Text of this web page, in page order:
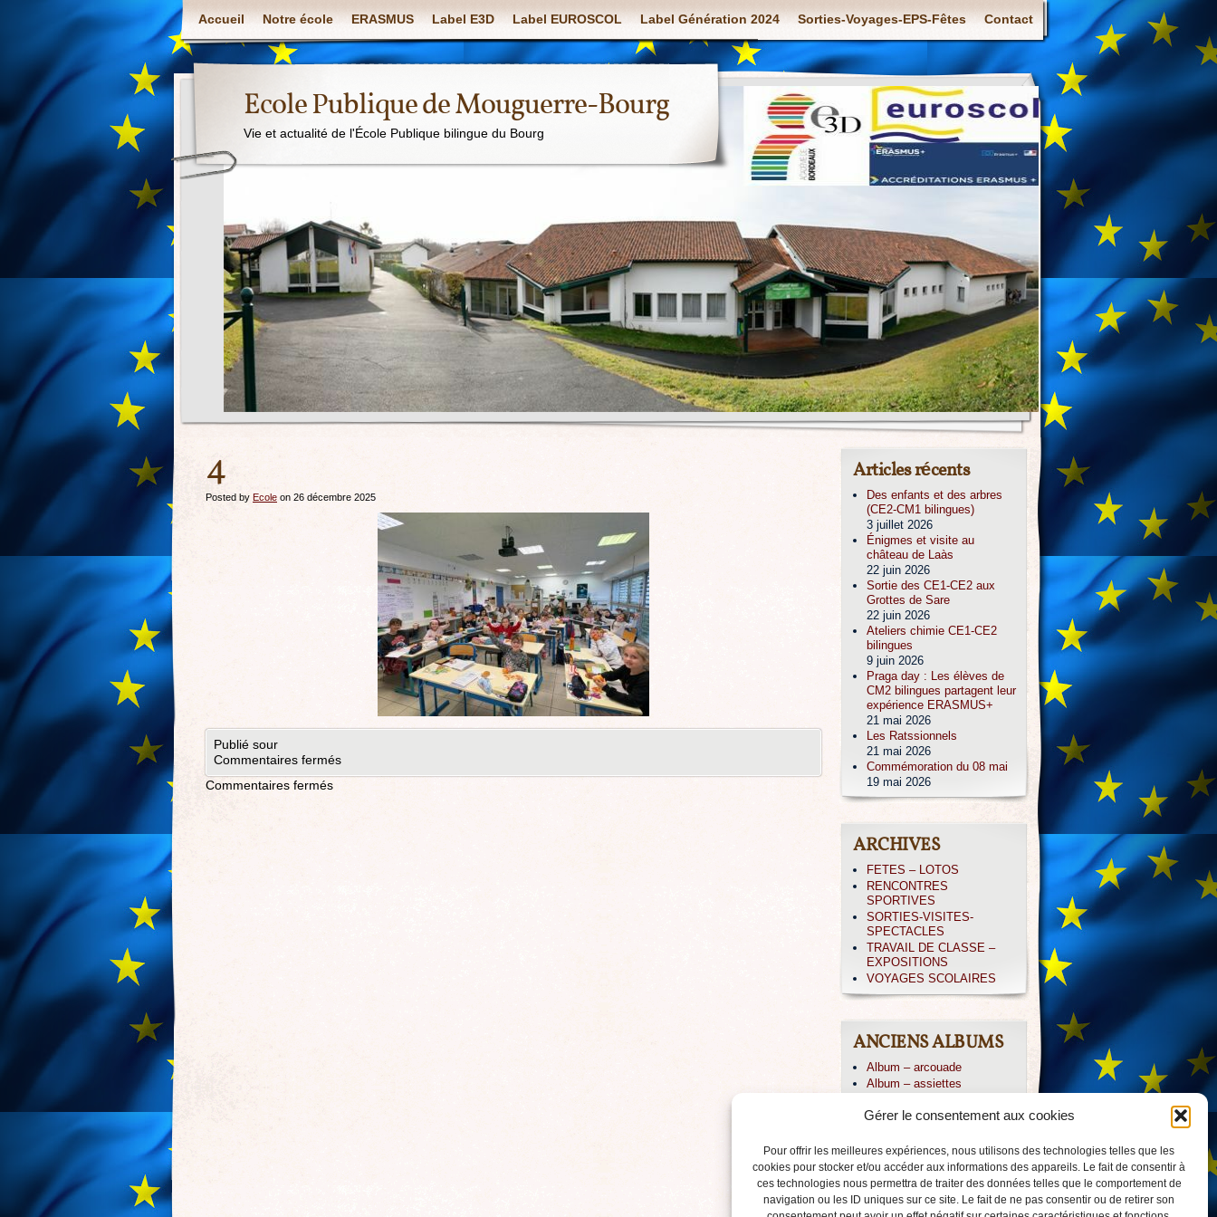
Gérer le consentement aux cookies
Pour offrir les meilleures expériences, nous utilisons des technologies telles que les
cookies pour stocker et/ou accéder aux informations des appareils. Le fait de consentir à
ces technologies nous permettra de traiter des données telles que le comportement de
navigation ou les ID uniques sur ce site. Le fait de ne pas consentir ou de retirer son
Accueil Notre école ERASMUS Label E3D Label EUROSCOL Label Génération 2024 Sorties-Voyages-EPS-Fêtes Contact
Ecole Publique de Mouguerre-Bourg
Vie et actualité de l'École Publique bilingue du Bourg
4
Posted by Ecole on 26 décembre 2025
Publié sour
Commentaires fermés
Commentaires fermés
Articles récents
Des enfants et des arbres
(CE2-CM1 bilingues)
3 juillet 2026
Énigmes et visite au
château de Laàs
22 juin 2026
Sortie des CE1-CE2 aux
Grottes de Sare
22 juin 2026
Ateliers chimie CE1-CE2
bilingues
9 juin 2026
Praga day : Les élèves de
CM2 bilingues partagent leur
expérience ERASMUS+
21 mai 2026
Les Ratssionnels
21 mai 2026
Commémoration du 08 mai
19 mai 2026
ARCHIVES
FETES – LOTOS
RENCONTRES
SPORTIVES
SORTIES-VISITES-
SPECTACLES
TRAVAIL DE CLASSE –
EXPOSITIONS
VOYAGES SCOLAIRES
ANCIENS ALBUMS
Album – arcouade
Album – assiettes
Album – CP IRISSARY
Album – Icare
Album – irissarry
Album – jpierre
Album – PAYOLLE 04/013
Album – voile-CM2